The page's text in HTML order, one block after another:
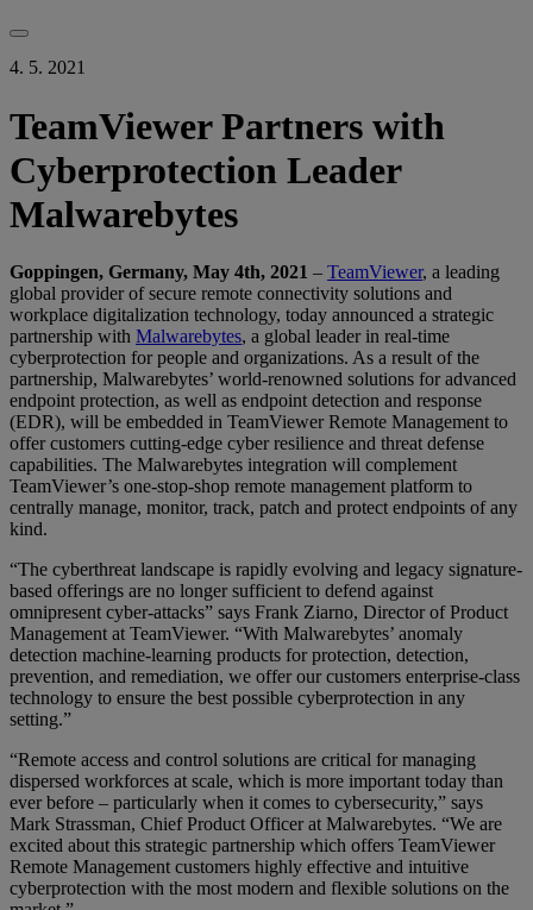
4. 5. 2021
TeamViewer Partners with
Cyberprotection Leader
Malwarebytes
Goppingen, Germany, May 4th, 2021 – TeamViewer, a leading
global provider of secure remote connectivity solutions and
workplace digitalization technology, today announced a strategic
partnership with Malwarebytes, a global leader in real-time
cyberprotection for people and organizations. As a result of the
partnership, Malwarebytes’ world-renowned solutions for advanced
endpoint protection, as well as endpoint detection and response
(EDR), will be embedded in TeamViewer Remote Management to
offer customers cutting-edge cyber resilience and threat defense
capabilities. The Malwarebytes integration will complement
TeamViewer’s one-stop-shop remote management platform to
centrally manage, monitor, track, patch and protect endpoints of any
kind.
“The cyberthreat landscape is rapidly evolving and legacy signature-
based offerings are no longer sufficient to defend against
omnipresent cyber-attacks” says Frank Ziarno, Director of Product
Management at TeamViewer. “With Malwarebytes’ anomaly
detection machine-learning products for protection, detection,
prevention, and remediation, we offer our customers enterprise-class
technology to ensure the best possible cyberprotection in any
setting.”
“Remote access and control solutions are critical for managing
dispersed workforces at scale, which is more important today than
ever before – particularly when it comes to cybersecurity,” says
Mark Strassman, Chief Product Officer at Malwarebytes. “We are
excited about this strategic partnership which offers TeamViewer
Remote Management customers highly effective and intuitive
cyberprotection with the most modern and flexible solutions on the